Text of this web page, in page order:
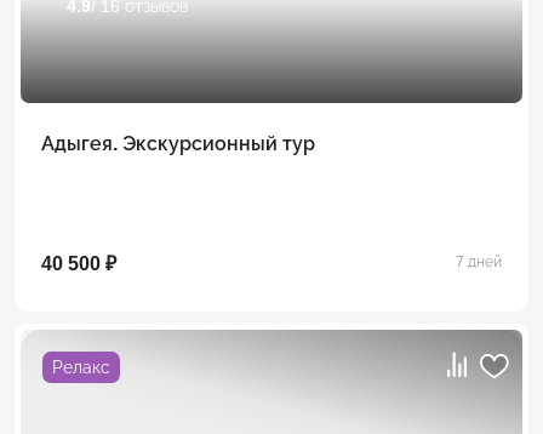
4.9 / 16 отзывов
Адыгея. Экскурсионный тур
40 500 ₽ 7 дней
Релакс